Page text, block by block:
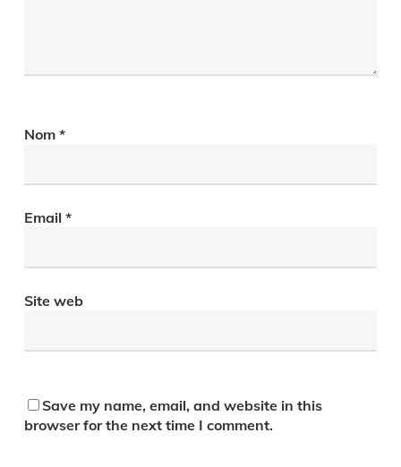
Nom *
Email *
Site web
Save my name, email, and website in this
browser for the next time I comment.